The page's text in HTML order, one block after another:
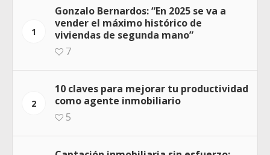
1
Gonzalo Bernardos: “En 2025 se va a
vender el máximo histórico de
viviendas de segunda mano”
7
2
10 claves para mejorar tu productividad
como agente inmobiliario
5